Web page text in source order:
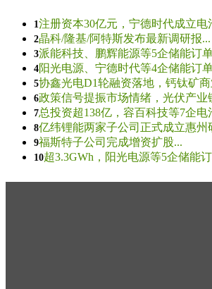
1注册资本30亿元，宁德时代成立电
2晶科/隆基/阿特斯发布最新调研报...
3派能科技、鹏辉能源等5企储能订
4阳光电源、宁德时代等4企储能订
5协鑫光电D1轮融资落地，钙钛矿
6政策信号提振市场情绪，光伏产业
7总投资超138亿，容百科技等7企电
8亿纬锂能两家子公司正式成立惠州
9福斯特子公司完成增资扩股...
10超3.3GWh，阳光电源等5企储能